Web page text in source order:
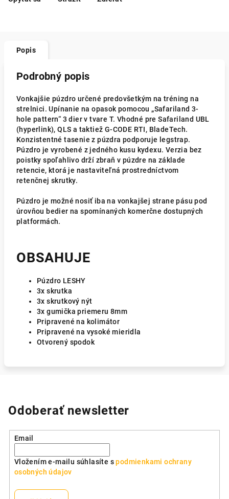
Popis
Podrobný popis
Vonkajšie púzdro určené predovšetkým na tréning na
strelnici. Upínanie na opasok pomocou „Safariland 3-
hole pattern“ 3 dier v tvare T. Vhodné pre Safariland UBL
(hyperlink), QLS a taktiež G-CODE RTI, BladeTech.
Konzistentné tasenie z púzdra podporuje legstrap.
Púzdro je vyrobené z jedného kusu kydexu. Verzia bez
poistky spoľahlivo drží zbraň v púzdre na základe
retencie, ktorá je nastaviteľná prostredníctvom
retenčnej skrutky.
Púzdro je možné nosiť iba na vonkajšej strane pásu pod
úrovňou bedier na spomínaných komerčne dostupných
platformách.
OBSAHUJE
Púzdro LESHY
3x skrutka
3x skrutkový nýt
3x gumička priemeru 8mm
Pripravené na kolimátor
Pripravené na vysoké mieridla
Otvorený spodok
Odoberať newsletter
Email
Vložením e-mailu súhlasíte spodmienkami ochrany
osobných údajov